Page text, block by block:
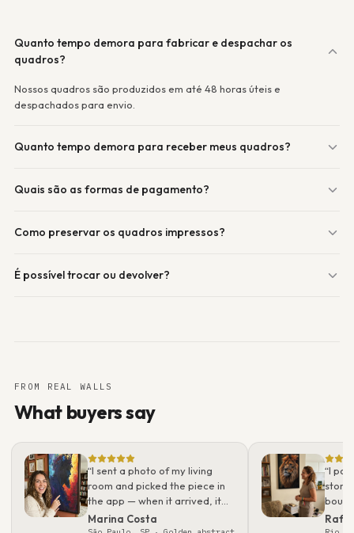
Quanto tempo demora para fabricar e despachar os
quadros?
Nossos quadros são produzidos em até 48 horas úteis e
despachados para envio.
Quanto tempo demora para receber meus quadros?
Quais são as formas de pagamento?
Como preservar os quadros impressos?
É possível trocar ou devolver?
FROM REAL WALLS
What buyers say
“I sent a photo of my living
room and picked the piece in
the app — when it arrived, it
looked even better than on
Marina Costa
“I
story.
what